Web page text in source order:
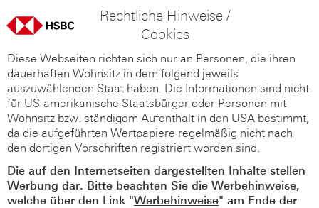
Rechtliche Hinweise /
Cookies
Diese Webseiten richten sich nur an Personen, die ihren
dauerhaften Wohnsitz in dem folgend jeweils
auszuwählenden Staat haben. Die Informationen sind nicht
für US-amerikanische Staatsbürger oder Personen mit
Wohnsitz bzw. ständigem Aufenthalt in den USA bestimmt,
da die aufgeführten Wertpapiere regelmäßig nicht nach
den dortigen Vorschriften registriert worden sind.
Die auf den Internetseiten dargestellten Inhalte stellen
Werbung dar. Bitte beachten Sie die Werbehinweise,
welche über den Link "Werbehinweise" am Ende der